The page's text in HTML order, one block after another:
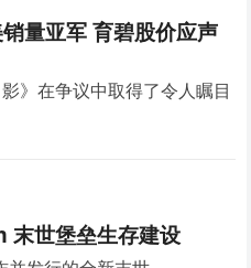
量亚军 育碧股价应声
》在争议中取得了令人瞩目
末世堡垒生存建设